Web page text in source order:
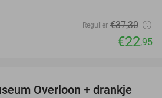
Regulier €37,30
€22,95
Overloon + drankje